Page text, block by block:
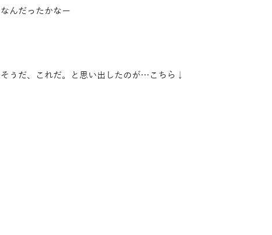
なんだったかなー
そうだ、これだ。と思い出したのが…こちら↓